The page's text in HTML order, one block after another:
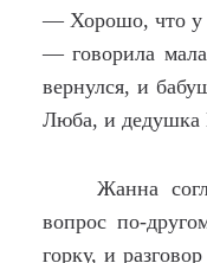
— Хорошо, что у
— говорила
вернулся, и
Люба, и дедушка
Жанна
вопрос по-
горку, и